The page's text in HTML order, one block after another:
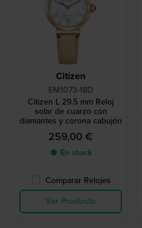
Citizen
EM1073-18D
Citizen L 29.5 mm Reloj
solar de cuarzo con
diamantes y corona cabujón
259,00 €
● En stock
Comparar Relojes
Ver Producto